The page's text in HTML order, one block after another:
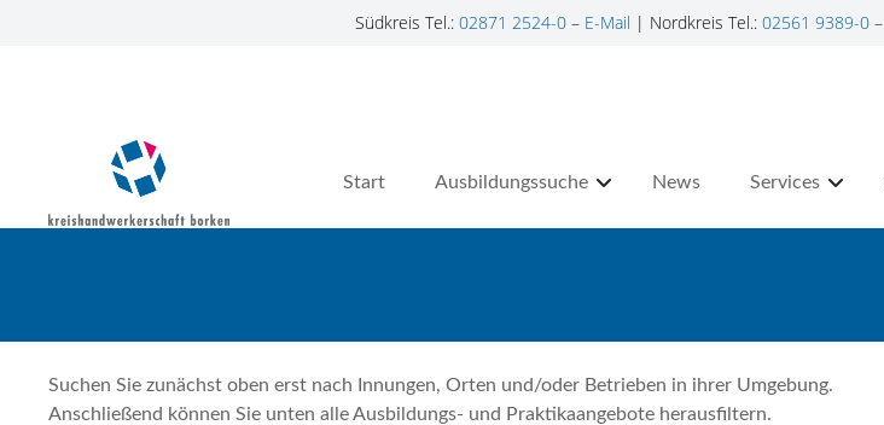
Südkreis Tel.: 02871 2524-0– E-Mail | Nordkreis Tel.: 02561 9389-0–
a
p
Start Ausbildungssuche News Services
Suchen Sie zunächst oben erst nach Innungen, Orten und/oder Betrieben in ihrer Umgebung.
Anschließend können Sie unten alle Ausbildungs- und Praktikaangebote herausfiltern.